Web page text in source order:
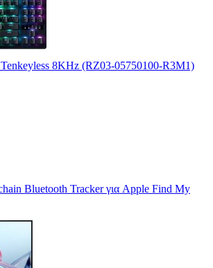
8KHz (RZ03-05750100-R3M1)
Bluetooth Tracker για Apple Find My